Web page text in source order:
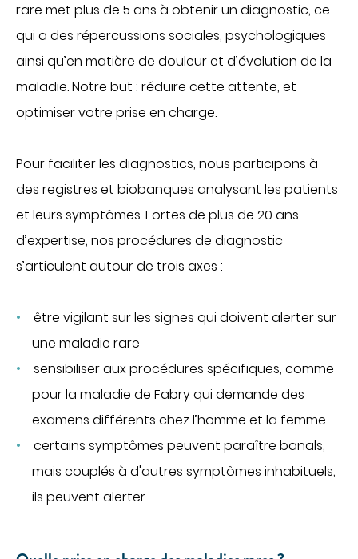
Notre démarche qualité
La recherche clinique
RECRUTEMENT
Nous rejoindre
ESPACE PROFESSIONNELS DE SANTÉ
Actualités
Publications
Communiqués de presse
Demandes presse
Nos professionnels dans les médias
Découvrir Hospidon
Les projets
Espace entreprises
CENTRES D'EXPERTISE
rare met plus de 5 ans à obtenir un diagnostic, ce
qui a des répercussions sociales, psychologiques
ainsi qu’en matière de douleur et d’évolution de la
maladie. Notre but : réduire cette attente, et
optimiser votre prise en charge.
Pour faciliter les diagnostics, nous participons à
des registres et biobanques analysant les patients
et leurs symptômes. Fortes de plus de 20 ans
d’expertise, nos procédures de diagnostic
s’articulent autour de trois axes :
être vigilant sur les signes qui doivent alerter sur
une maladie rare
sensibiliser aux procédures spécifiques, comme
pour la maladie de Fabry qui demande des
examens différents chez l’homme et la femme
certains symptômes peuvent paraître banals,
mais couplés à d'autres symptômes inhabituels,
ils peuvent alerter.